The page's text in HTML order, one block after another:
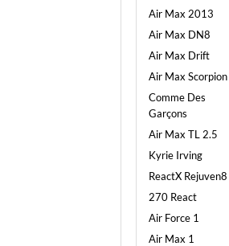
Air Max 2013
Air Max DN8
Air Max Drift
Air Max Scorpion
Comme Des
Garçons
Air Max TL 2.5
Kyrie Irving
ReactX Rejuven8
270 React
Air Force 1
Air Max 1